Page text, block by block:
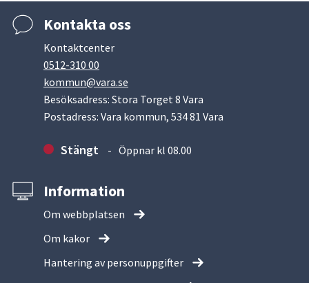
Kontakta oss
Kontaktcenter
0512-310 00
kommun@vara.se
Besöksadress: Stora Torget 8 Vara
Postadress: Vara kommun, 534 81 Vara
Stängt Öppnar kl 08.00
Information
Om webbplatsen
Om kakor
Hantering av personuppgifter